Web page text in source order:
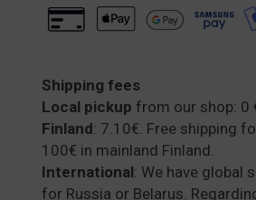
Shipping fees
Local pickup from our shop: 0
Finland: 7.10€. Free shipping
100€ in mainland Finland.
International: We have global
for Russia or Belarus.